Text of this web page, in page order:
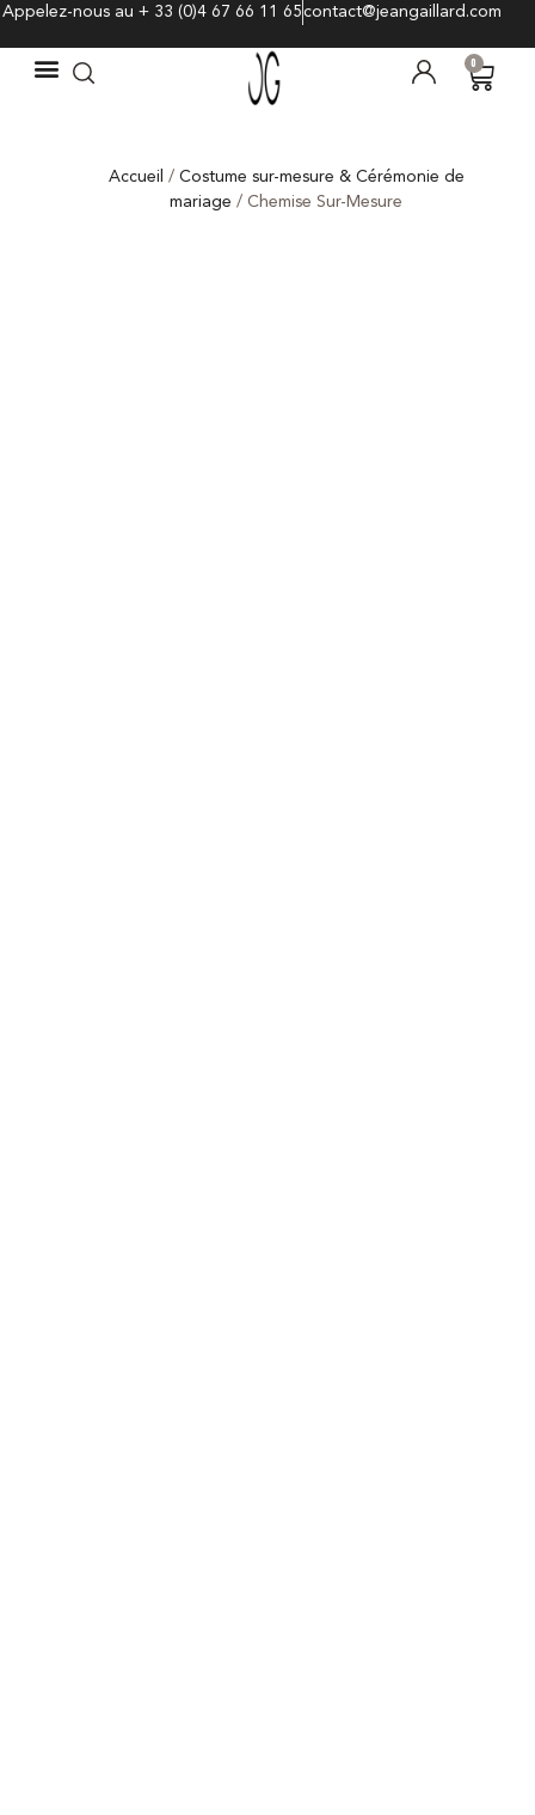
Appelez-nous au + 33 (0)4 67 66 11 65contact@jeangaillard.com
0
Accueil / Costume sur-mesure & Cérémonie de
mariage / Chemise Sur-Mesure